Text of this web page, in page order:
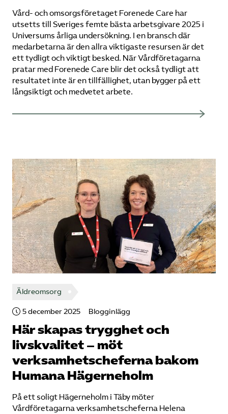
Vård- och omsorgsföretaget Forenede Care har
utsetts till Sveriges femte bästa arbetsgivare 2025 i
Universums årliga undersökning. I en bransch där
medarbetarna är den allra viktigaste resursen är det
ett tydligt och viktigt besked. När Vårdföretagarna
pratar med Forenede Care blir det också tydligt att
resultatet inte är en tillfällighet, utan bygger på ett
långsiktigt och medvetet arbete.
Äldreomsorg
5 december 2025 Blogginlägg
Här skapas trygghet och
livskvalitet – möt
verksamhetscheferna bakom
Humana Hägerneholm
På ett soligt Hägerneholm i Täby möter
Vårdföretagarna verksamhetscheferna Helena